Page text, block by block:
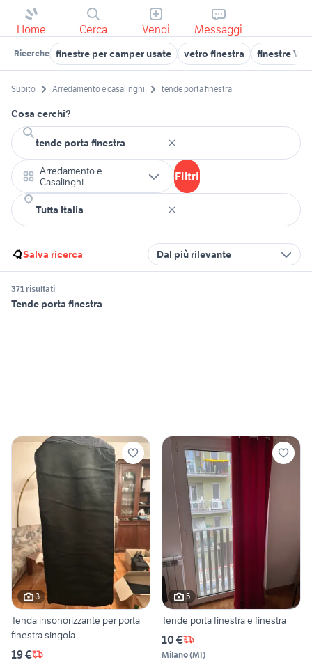
Home Cerca Vendi Messaggi
Ricerche finestre per camper usate vetro finestra finestre
Subito Arredamento e casalinghi tende porta finestra
Cosa cerchi?
Arredamento e
Casalinghi
Filtri
Salva ricerca Dal più rilevante
371 risultati
Tende porta finestra
3
Tenda insonorizzante per porta
finestra singola
19 €
5
Tende porta finestra e finestra
10 €
Milano(MI)